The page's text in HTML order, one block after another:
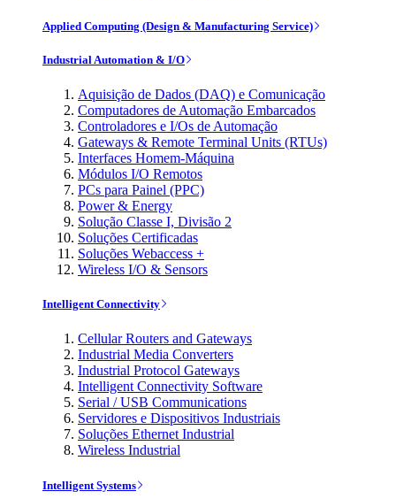
Applied Computing (Design & Manufacturing Service)
Industrial Automation & I/O
Aquisição de Dados (DAQ) e Comunicação
Computadores de Automação Embarcados
Controladores e I/Os de Automação
Gateways & Remote Terminal Units (RTUs)
Interfaces Homem-Máquina
Módulos I/O Remotos
PCs para Painel (PPC)
Power & Energy
Solução Classe I, Divisão 2
Soluções Certificadas
Soluções Webaccess +
Wireless I/O & Sensors
Intelligent Connectivity
Cellular Routers and Gateways
Industrial Media Converters
Industrial Protocol Gateways
Intelligent Connectivity Software
Serial / USB Communications
Servidores e Dispositivos Industriais
Soluções Ethernet Industrial
Wireless Industrial
Intelligent Systems